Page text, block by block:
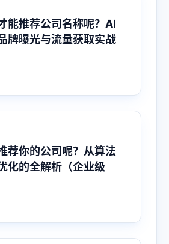
能推荐公司名称呢？AI
牌曝光与流量获取实战
荐你的公司呢？从算法
化的全解析（企业级